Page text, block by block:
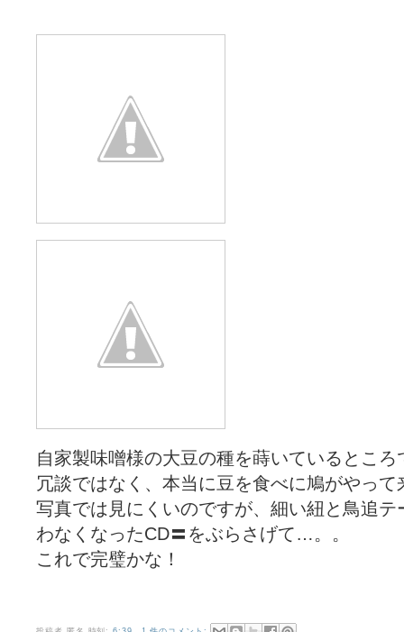
自家製味噌様の大豆の種を蒔いているところ
冗談ではなく、本当に豆を食べに鳩がやっ
写真では見にくいのですが、細い紐と鳥追
わなくなったCD〓をぶらさげて…。。
これで完璧かな！